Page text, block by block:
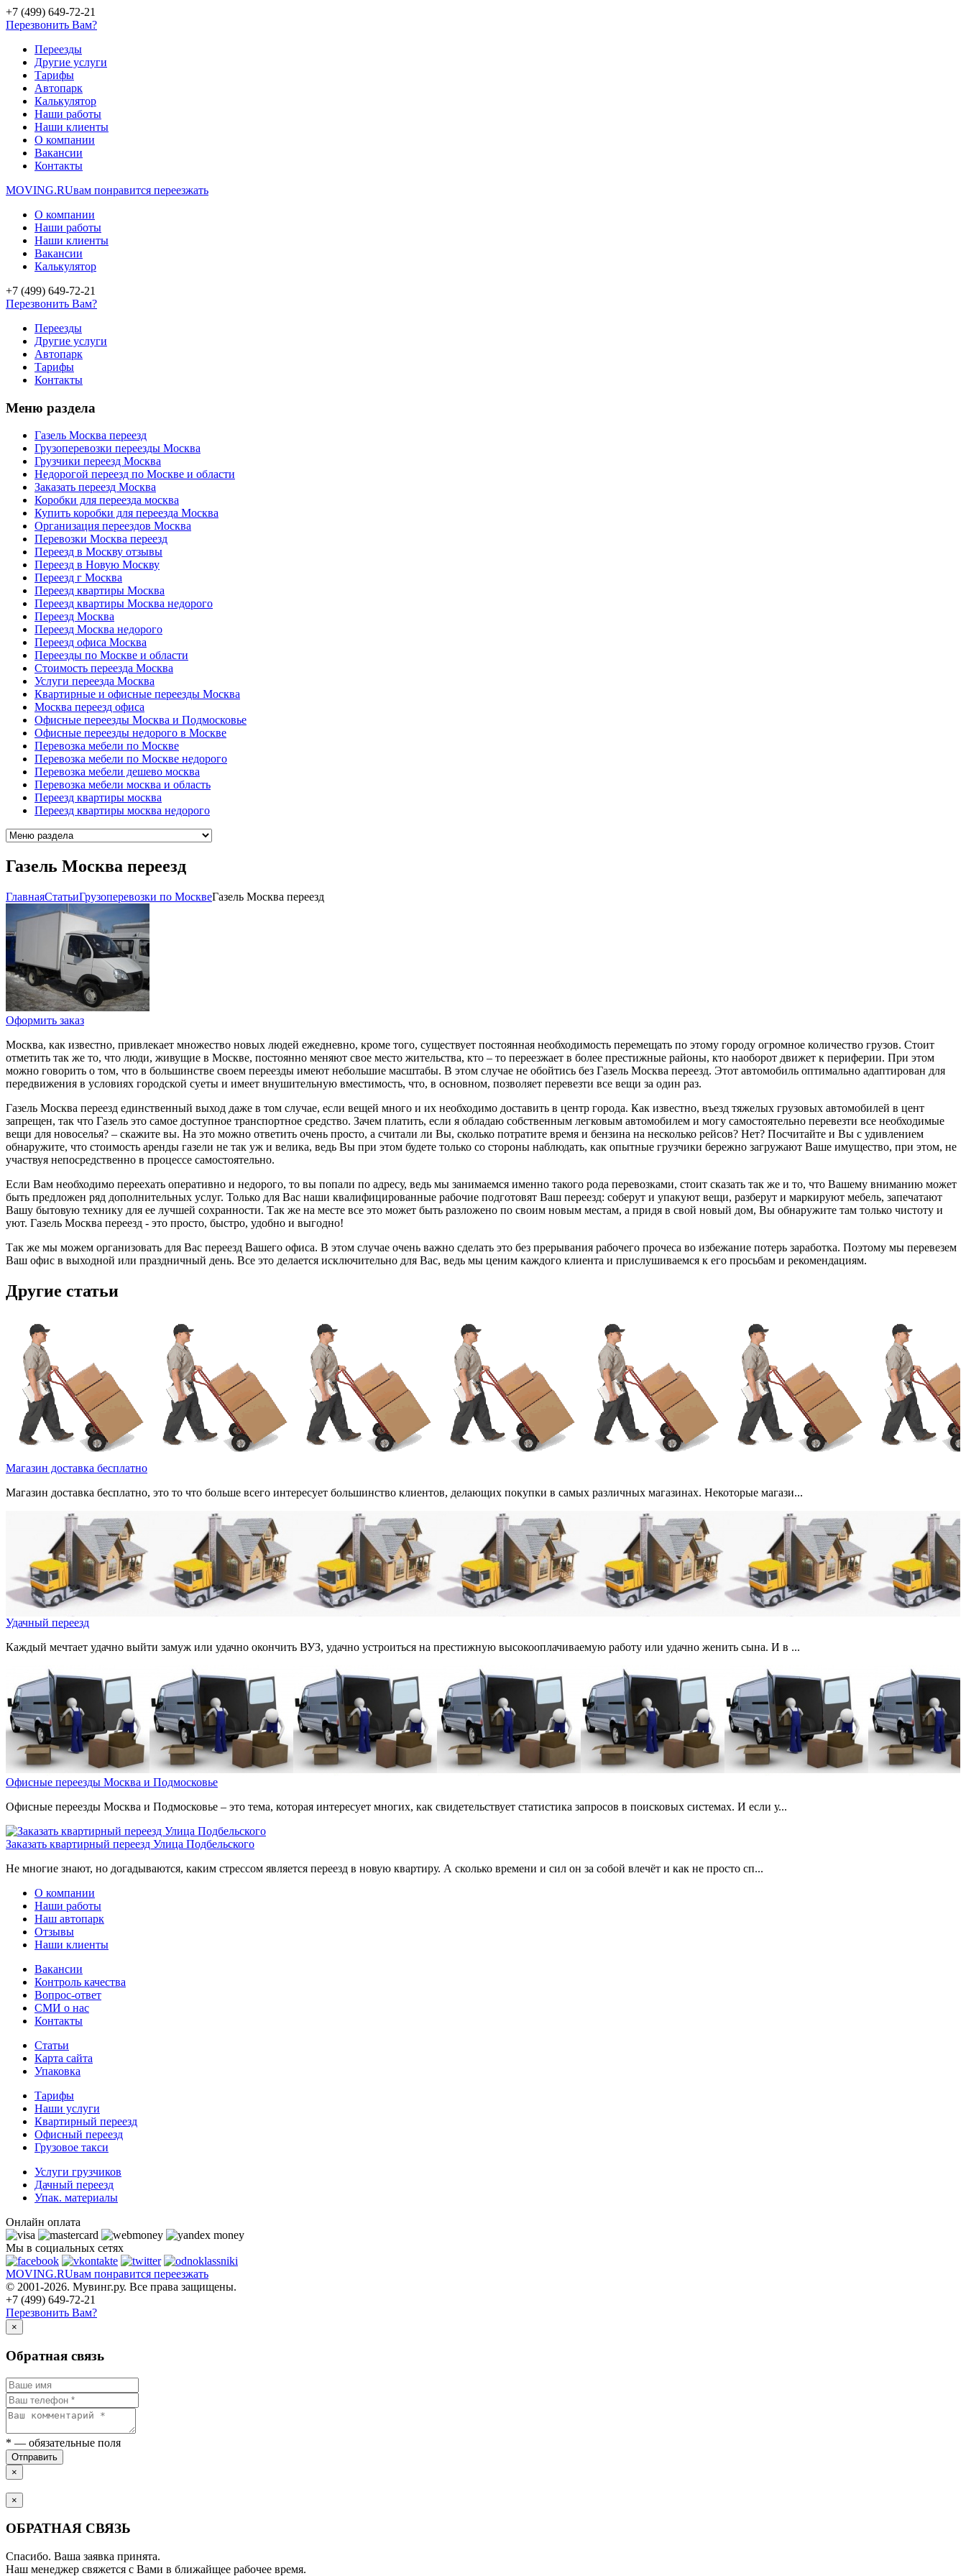
+7 (499) 649-72-21
Перезвонить Вам?
Переезды
Другие услуги
Тарифы
Автопарк
Калькулятор
Наши работы
Наши клиенты
О компании
Вакансии
Контакты
MOVING.RUвам понравится переезжать
О компании
Наши работы
Наши клиенты
Вакансии
Калькулятор
+7 (499) 649-72-21
Перезвонить Вам?
Переезды
Другие услуги
Автопарк
Тарифы
Контакты
Меню раздела
Газель Москва переезд
Грузоперевозки переезды Москва
Грузчики переезд Москва
Недорогой переезд по Москве и области
Заказать переезд Москва
Коробки для переезда москва
Купить коробки для переезда Москва
Организация переездов Москва
Перевозки Москва переезд
Переезд в Москву отзывы
Переезд в Новую Москву
Переезд г Москва
Переезд квартиры Москва
Переезд квартиры Москва недорого
Переезд Москва
Переезд Москва недорого
Переезд офиса Москва
Переезды по Москве и области
Стоимость переезда Москва
Услуги переезда Москва
Квартирные и офисные переезды Москва
Москва переезд офиса
Офисные переезды Москва и Подмосковье
Офисные переезды недорого в Москве
Перевозка мебели по Москве
Перевозка мебели по Москве недорого
Перевозка мебели дешево москва
Перевозка мебели москва и область
Переезд квартиры москва
Переезд квартиры москва недорого
Газель Москва переезд
ГлавнаяCтатьиГрузоперевозки по МосквеГазель Москва переезд
Оформить заказ
Москва, как известно, привлекает множество новых людей ежедневно, кроме того, существует постоянная необходимость перемещать по этому городу огромное количество грузов. Стоит
отметить так же то, что люди, живущие в Москве, постоянно меняют свое место жительства, кто – то переезжает в более престижные районы, кто наоборот движет к периферии. При этом
можно говорить о том, что в большинстве своем переезды имеют небольшие масштабы. В этом случае не обойтись без Газель Москва переезд. Этот автомобиль оптимально адаптирован для
передвижения в условиях городской суеты и имеет внушительную вместимость, что, в основном, позволяет перевезти все вещи за один раз.
Газель Москва переезд единственный выход даже в том случае, если вещей много и их необходимо доставить в центр города. Как известно, въезд тяжелых грузовых автомобилей в цент
запрещен, так что Газель это самое доступное транспортное средство. Зачем платить, если я обладаю собственным легковым автомобилем и могу самостоятельно перевезти все необходимые
вещи для новоселья? – скажите вы. На это можно ответить очень просто, а считали ли Вы, сколько потратите время и бензина на несколько рейсов? Нет? Посчитайте и Вы с удивлением
обнаружите, что стоимость аренды газели не так уж и велика, ведь Вы при этом будете только со стороны наблюдать, как опытные грузчики бережно загружают Ваше имущество, при этом, не
участвуя непосредственно в процессе самостоятельно.
Если Вам необходимо переехать оперативно и недорого, то вы попали по адресу, ведь мы занимаемся именно такого рода перевозками, стоит сказать так же и то, что Вашему вниманию может
быть предложен ряд дополнительных услуг. Только для Вас наши квалифицированные рабочие подготовят Ваш переезд: соберут и упакуют вещи, разберут и маркируют мебель, запечатают
Вашу бытовую технику для ее лучшей сохранности. Так же на месте все это может быть разложено по своим новым местам, а придя в свой новый дом, Вы обнаружите там только чистоту и
уют. Газель Москва переезд - это просто, быстро, удобно и выгодно!
Так же мы можем организовать для Вас переезд Вашего офиса. В этом случае очень важно сделать это без прерывания рабочего прочеса во избежание потерь заработка. Поэтому мы перевезем
Ваш офис в выходной или праздничный день. Все это делается исключительно для Вас, ведь мы ценим каждого клиента и прислушиваемся к его просьбам и рекомендациям.
Другие статьи
Магазин доставка бесплатно
Магазин доставка бесплатно, это то что больше всего интересует большинство клиентов, делающих покупки в самых различных магазинах. Некоторые магази...
Удачный переезд
Каждый мечтает удачно выйти замуж или удачно окончить ВУЗ, удачно устроиться на престижную высокооплачиваемую работу или удачно женить сына. И в ...
Офисные переезды Москва и Подмосковье
Офисные переезды Москва и Подмосковье – это тема, которая интересует многих, как свидетельствует статистика запросов в поисковых системах. И если у...
Заказать квартирный переезд Улица Подбельского
Не многие знают, но догадываются, каким стрессом является переезд в новую квартиру. А сколько времени и сил он за собой влечёт и как не просто сп...
О компании
Наши работы
Наш автопарк
Отзывы
Наши клиенты
Вакансии
Контроль качества
Вопрос-ответ
СМИ о нас
Контакты
Статьи
Карта сайта
Упаковка
Тарифы
Наши услуги
Квартирный переезд
Офисный переезд
Грузовое такси
Услуги грузчиков
Дачный переезд
Упак. материалы
Онлайн оплата
Мы в социальных сетях
MOVING.RUвам понравится переезжать
© 2001-2026. Мувинг.ру. Все права защищены.
+7 (499) 649-72-21
Перезвонить Вам?
×
Обратная связь
* — обязательные поля
Отправить
×
×
ОБРАТНАЯ СВЯЗЬ
Спасибо. Ваша заявка принята.
Наш менеджер свяжется с Вами в ближайщее рабочее время.